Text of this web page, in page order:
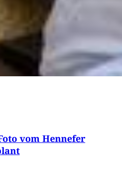
vom Hennefer